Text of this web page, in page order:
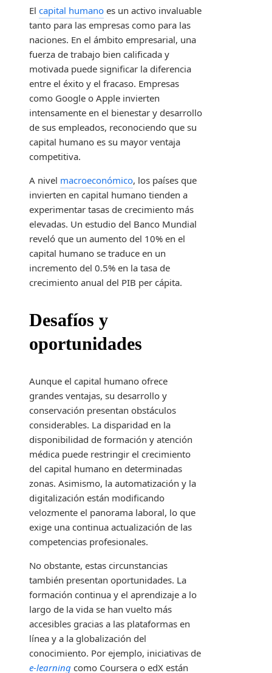
El capital humano es un activo invaluable
tanto para las empresas como para las
naciones. En el ámbito empresarial, una
fuerza de trabajo bien calificada y
motivada puede significar la diferencia
entre el éxito y el fracaso. Empresas
como Google o Apple invierten
intensamente en el bienestar y desarrollo
de sus empleados, reconociendo que su
capital humano es su mayor ventaja
competitiva.
A nivel macroeconómico, los países que
invierten en capital humano tienden a
experimentar tasas de crecimiento más
elevadas. Un estudio del Banco Mundial
reveló que un aumento del 10% en el
capital humano se traduce en un
incremento del 0.5% en la tasa de
crecimiento anual del PIB per cápita.
Desafíos y
oportunidades
Aunque el capital humano ofrece
grandes ventajas, su desarrollo y
conservación presentan obstáculos
considerables. La disparidad en la
disponibilidad de formación y atención
médica puede restringir el crecimiento
del capital humano en determinadas
zonas. Asimismo, la automatización y la
digitalización están modificando
velozmente el panorama laboral, lo que
exige una continua actualización de las
competencias profesionales.
No obstante, estas circunstancias
también presentan oportunidades. La
formación continua y el aprendizaje a lo
largo de la vida se han vuelto más
accesibles gracias a las plataformas en
línea y a la globalización del
conocimiento. Por ejemplo, iniciativas de
e-learning como Coursera o edX están